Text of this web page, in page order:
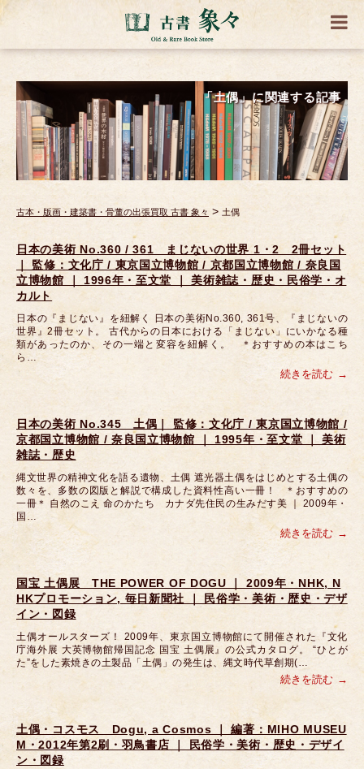
「土偶」に関連する記事
古本・版画・建築書・骨董の出張買取 古書 象々 > 土偶
日本の美術 No.360 / 361 まじないの世界 1・2 2冊セット
｜ 監修：文化庁 / 東京国立博物館 / 京都国立博物館 / 奈良国
立博物館 ｜ 1996年・至文堂 ｜ 美術雑誌・歴史・民俗学・オ
カルト
日本の『まじない』を紐解く 日本の美術No.360, 361号、『まじないの
世界』2冊セット。 古代からの日本における「まじない」にいかなる種
類があったのか、その一端と変容を紐解く。 ＊おすすめの本はこち
ら…
続きを読む
日本の美術 No.345 土偶｜ 監修：文化庁 / 東京国立博物館 /
京都国立博物館 / 奈良国立博物館 ｜ 1995年・至文堂 ｜ 美術
雑誌・歴史
縄文世界の精神文化を語る遺物、土偶 遮光器土偶をはじめとする土偶の
数々を、多数の図版と解説で構成した資料性高い一冊！ ＊おすすめの
一冊＊ 自然のこえ 命のかたち カナダ先住民の生みだす美 ｜ 2009年・
国…
続きを読む
国宝 土偶展 THE POWER OF DOGU ｜ 2009年・NHK, N
HKプロモーション, 毎日新聞社 ｜ 民俗学・美術・歴史・デザ
イン・図録
土偶オールスターズ！ 2009年、東京国立博物館にて開催された『文化
庁海外展 大英博物館帰国記念 国宝 土偶展』の公式カタログ。 “ひとが
た”をした素焼きの土製品「土偶」の発生は、縄文時代草創期(…
続きを読む
土偶・コスモス Dogu, a Cosmos ｜ 編著：MIHO MUSEU
M・2012年第2刷・羽鳥書店 ｜ 民俗学・美術・歴史・デザイ
ン・図録